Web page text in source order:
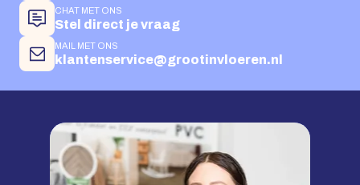
CHAT MET ONS
Stel direct je vraag
MAIL MET ONS
klantenservice@grootinvloeren.nl